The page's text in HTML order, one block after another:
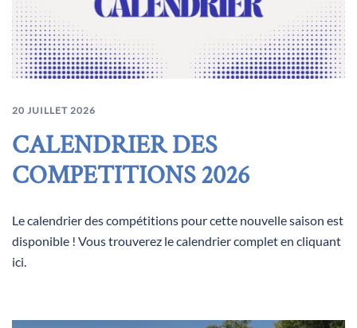
20 JUILLET 2026
CALENDRIER DES
COMPETITIONS 2026
Le calendrier des compétitions pour cette nouvelle saison est
disponible ! Vous trouverez le calendrier complet en cliquant
ici.